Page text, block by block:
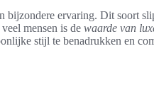
bijzondere ervaring. Dit soort
mensen is de waarde van
stijl te benadrukken en